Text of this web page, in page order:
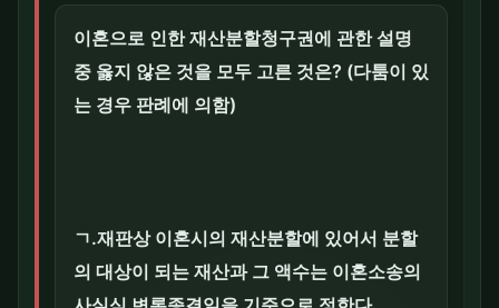
이혼으로 인한 재산분할청구권에 관한 설명
중 옳지 않은 것을 모두 고른 것은? (다툼이 있
는 경우 판례에 의함)
ㄱ.재판상 이혼시의 재산분할에 있어서 분할
의 대상이 되는 재산과 그 액수는 이혼소송의